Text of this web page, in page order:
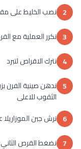
2 نصب الخليط على
3 نكرر العملية مع
4 نترك الاقراص لتبرد
5 ندهن صينية
الثقوب للاعلى
6 نرش جبن
7 نضغط القرص الثاني